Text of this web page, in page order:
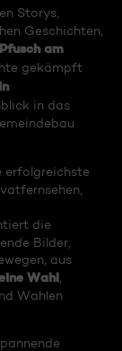
Storys,
Geschichten,
Pfusch am
gekämpft
in das
erfolgreichste
die
Bilder,
aus
Wahl
Wahlen